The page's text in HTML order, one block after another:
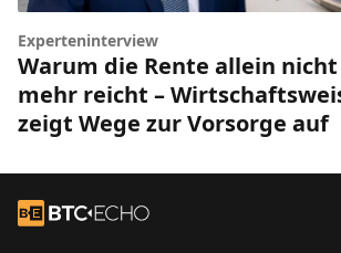
Experteninterview
Warum die Rente allein nicht
mehr reicht –
zeigt Wege zur Vorsorge auf
Zur Startseite